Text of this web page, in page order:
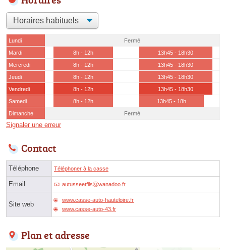
Lundi
Fermé
Mardi
8h - 12h
13h45 - 18h30
Mercredi
8h - 12h
13h45 - 18h30
Jeudi
8h - 12h
13h45 - 18h30
Vendredi
8h - 12h
13h45 - 18h30
Samedi
8h - 12h
13h45 - 18h
Dimanche
Fermé
Signaler une erreur
Contact
Téléphone Téléphoner à la casse
Email autusseetfilsⓐwanadoo.fr
Site web
www.casse-auto-hauteloire.fr
www.casse-auto-43.fr
Plan et adresse